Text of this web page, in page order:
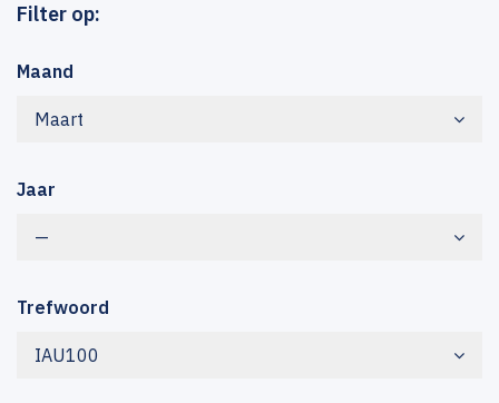
Filter op:
Maand
Maart
Jaar
—
Trefwoord
IAU100